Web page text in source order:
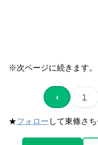
※次ページに続きます。
‹ 1
★フォロー して東條さ